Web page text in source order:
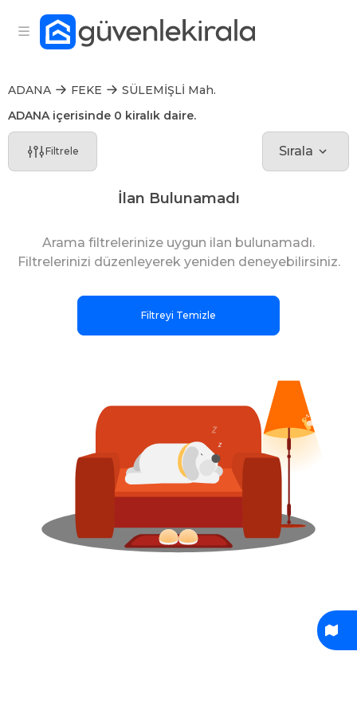
ADANA FEKE
SÜLEMİŞLİ Mah.
ADANA içerisinde 0 kiralık daire.
Filtrele Sırala
İlan Bulunamadı
Arama filtrelerinize uygun ilan bulunamadı.
Filtrelerinizi düzenleyerek yeniden deneyebilirsiniz.
Filtreyi Temizle